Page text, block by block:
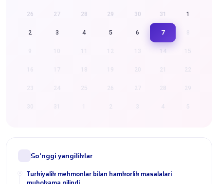
26 27 28 29 30 31 1
2 3 4 5 6 7
14 15
21 22
27 28 29
3 4 5
So'nggi yangiliklar
Turkiyalik mehmonlar bilan hamkorlik masalalari